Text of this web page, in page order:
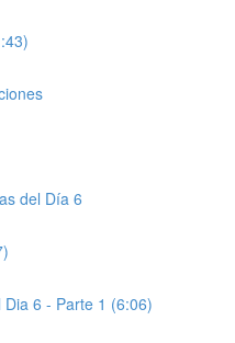
del Día 6
6 - Parte 1 (6:06)